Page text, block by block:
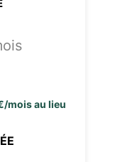
mois au lieu